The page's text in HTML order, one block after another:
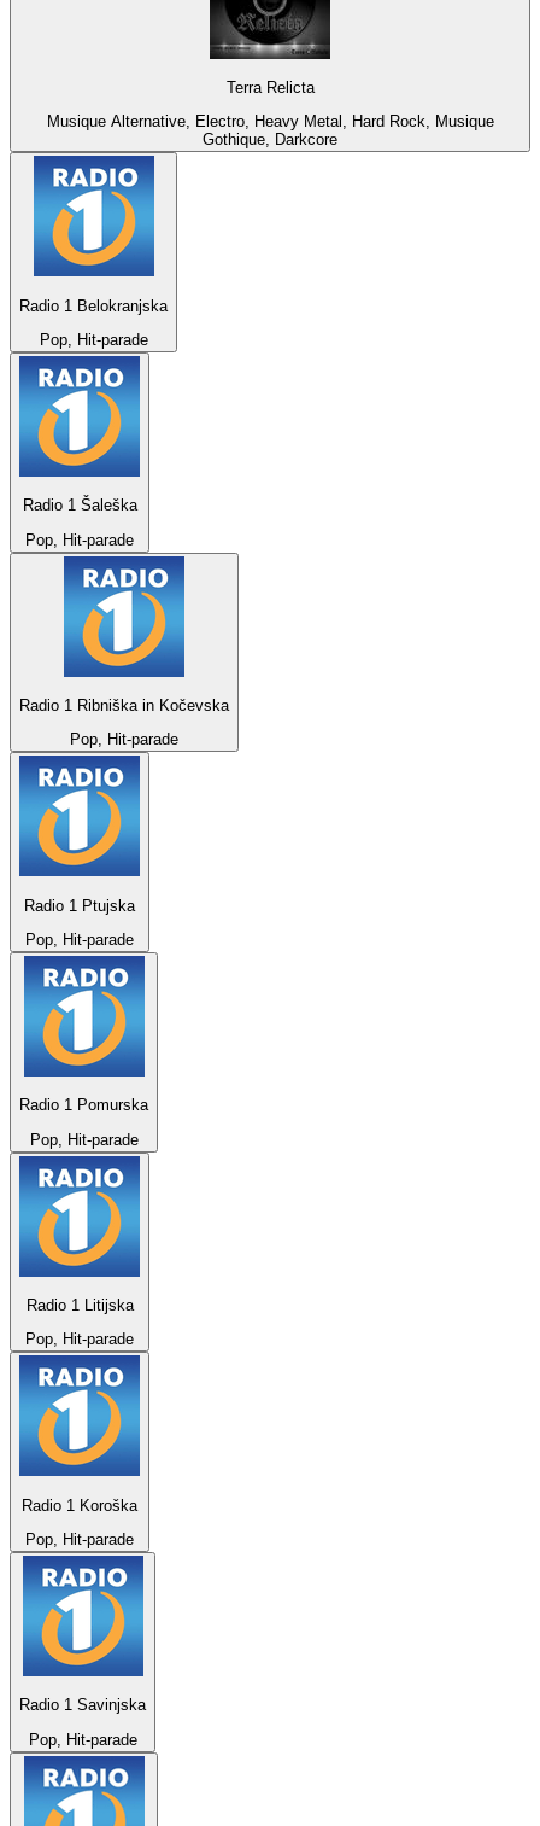
Terra Relicta
Musique Alternative, Electro, Heavy Metal, Hard Rock, Musique
Gothique, Darkcore
Radio 1 Belokranjska
Pop, Hit-parade
Radio 1 Šaleška
Pop, Hit-parade
Radio 1 Ribniška in Kočevska
Pop, Hit-parade
Radio 1 Ptujska
Pop, Hit-parade
Radio 1 Pomurska
Pop, Hit-parade
Radio 1 Litijska
Pop, Hit-parade
Radio 1 Koroška
Pop, Hit-parade
Radio 1 Savinjska
Pop, Hit-parade